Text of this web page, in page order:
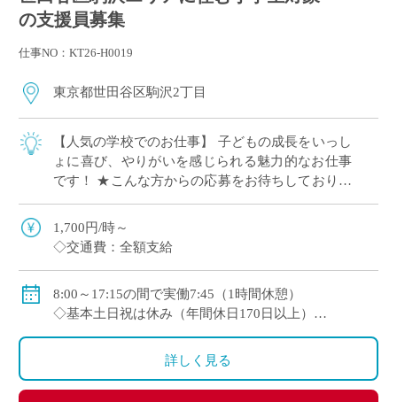
の支援員募集
仕事NO：KT26-H0019
東京都世田谷区駒沢2丁目
【人気の学校でのお仕事】 子どもの成長をいっし
ょに喜び、やりがいを感じられる魅力的なお仕事
です！ ★こんな方からの応募をお待ちしておりま
す！ ●教育福祉などのお仕事経験がある方 講
師・教員、介護スタッフ、学童保育スタッ […]
1,700円/時～
◇交通費：全額支給
8:00～17:15の間で実働7:45（1時間休憩）
◇基本土日祝は休み（年間休日170日以上）
◇お盆期間は長めに休めます
詳しく見る